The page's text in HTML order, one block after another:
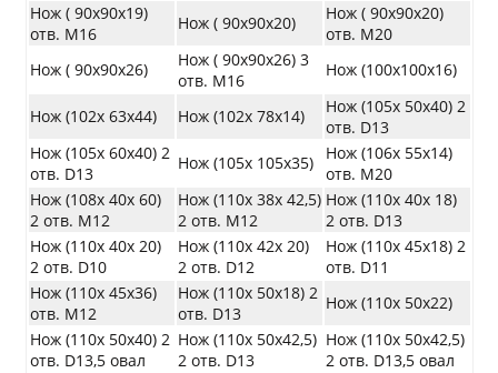
Нож ( 90х90х19)
отв. М16
Нож ( 90х90х20)
Нож ( 90х90х20)
отв. М20
Нож ( 90х90х26)
Нож ( 90х90х26) 3
отв. М16
Нож (100х100х16)
Нож (102х 63х44) Нож (102х 78х14)
Нож (105х 50х40) 2
отв. D13
Нож (105х 60х40) 2
отв. D13
Нож (105х 105х35)
Нож (106х 55х14)
отв. М20
Нож (108х 40х 60)
2 отв. М12
Нож (110х 38х 42,5)
2 отв. М12
Нож (110х 40х 18)
2 отв. D13
Нож (110х 40х 20)
2 отв. D10
Нож (110х 42х 20)
2 отв. D12
Нож (110х 45х18) 2
отв. D11
Нож (110х 45х36)
отв. М12
Нож (110х 50х18) 2
отв. D13
Нож (110х 50х22)
Нож (110х 50х40) 2
отв. D13,5 овал
Нож (110х 50х42,5)
2 отв. D13
Нож (110х 50х42,5)
2 отв. D13,5 овал